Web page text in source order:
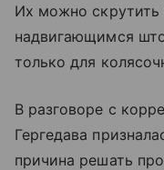
Их можно скрутить
надвигающимся
только для
В разговоре с
Гергедава
причина решать